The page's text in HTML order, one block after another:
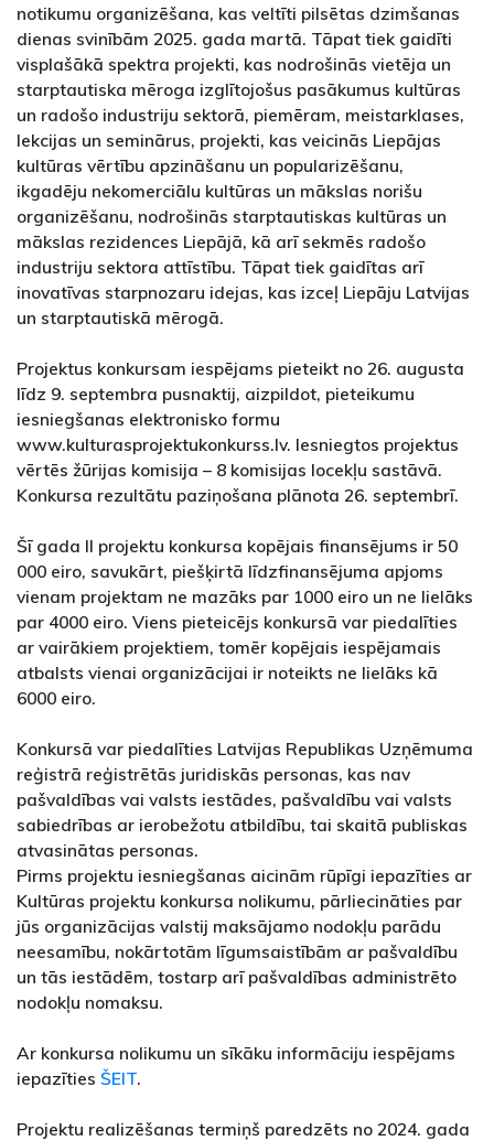
notikumu organizēšana, kas veltīti pilsētas dzimšanas
dienas svinībām 2025. gada martā. Tāpat tiek gaidīti
visplašākā spektra projekti, kas nodrošinās vietēja un
starptautiska mēroga izglītojošus pasākumus kultūras
un radošo industriju sektorā, piemēram, meistarklases,
lekcijas un seminārus, projekti, kas veicinās Liepājas
kultūras vērtību apzināšanu un popularizēšanu,
ikgadēju nekomerciālu kultūras un mākslas norišu
organizēšanu, nodrošinās starptautiskas kultūras un
mākslas rezidences Liepājā, kā arī sekmēs radošo
industriju sektora attīstību. Tāpat tiek gaidītas arī
inovatīvas starpnozaru idejas, kas izceļ Liepāju Latvijas
un starptautiskā mērogā.
Projektus konkursam iespējams pieteikt no 26. augusta
līdz 9. septembra pusnaktij, aizpildot, pieteikumu
iesniegšanas elektronisko formu
www.kulturasprojektukonkurss.lv. Iesniegtos projektus
vērtēs žūrijas komisija – 8 komisijas locekļu sastāvā.
Konkursa rezultātu paziņošana plānota 26. septembrī.
Šī gada II projektu konkursa kopējais finansējums ir 50
000 eiro, savukārt, piešķirtā līdzfinansējuma apjoms
vienam projektam ne mazāks par 1000 eiro un ne lielāks
par 4000 eiro. Viens pieteicējs konkursā var piedalīties
ar vairākiem projektiem, tomēr kopējais iespējamais
atbalsts vienai organizācijai ir noteikts ne lielāks kā
6000 eiro.
Konkursā var piedalīties Latvijas Republikas Uzņēmuma
reģistrā reģistrētās juridiskās personas, kas nav
pašvaldības vai valsts iestādes, pašvaldību vai valsts
sabiedrības ar ierobežotu atbildību, tai skaitā publiskas
atvasinātas personas.
Pirms projektu iesniegšanas aicinām rūpīgi iepazīties ar
Kultūras projektu konkursa nolikumu, pārliecināties par
jūs organizācijas valstij maksājamo nodokļu parādu
neesamību, nokārtotām līgumsaistībām ar pašvaldību
un tās iestādēm, tostarp arī pašvaldības administrēto
nodokļu nomaksu.
Ar konkursa nolikumu un sīkāku informāciju iespējams
iepazīties ŠEIT.
Projektu realizēšanas termiņš paredzēts no 2024. gada